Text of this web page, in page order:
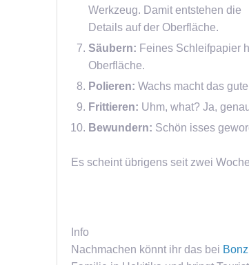
Werkzeug. Damit entstehen die
Details auf der Oberfläche.
Säubern: Feines Schleifpapier
Oberfläche.
Polieren: Wachs macht das
Frittieren: Uhm, what? Ja,
Bewundern: Schön isses
Es scheint übrigens seit zwei
Info
Nachmachen könnt ihr das bei